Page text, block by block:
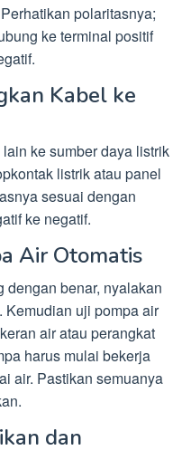
polaritasnya;
ke terminal positif
Kabel ke
ke sumber daya listrik
listrik atau panel
sesuai dengan
ke negatif.
Air Otomatis
dengan benar, nyalakan
Kemudian uji pompa air
air atau perangkat
harus mulai bekerja
air. Pastikan semuanya
dan